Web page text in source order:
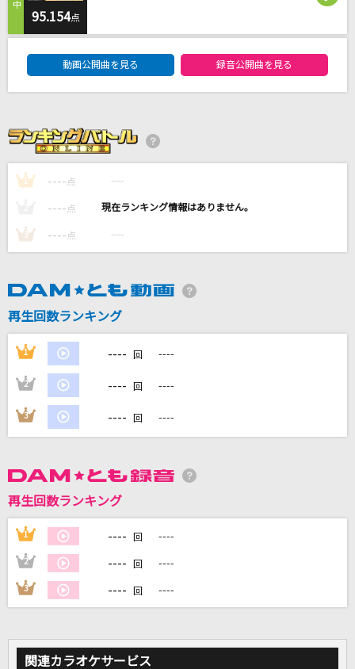
[生音]Everything
ロミオとシンデレラ
doriko feat.初音ミク
奏(かなで)
スキマスイッチ
愛のうた
倖田來未
[生音]Yes,Summerdays
[生音]ソングオブザデッド
KANA-BOON
DAMの新曲・ランキングなど
DAMに会員登録・ログインして
カラオケをもっと楽しもう！
95.154点
動画公開曲を見る 録音公開曲を見る
1 ---- 点 ----
---- 点 ----
3 ---- 点 ----
再生回数ランキング
1 ---- 回 ----
2 ---- 回 ----
3 ---- 回 ----
再生回数ランキング
1 ---- 回 ----
2 ---- 回 ----
3 ---- 回 ----
関連カラオケサービス